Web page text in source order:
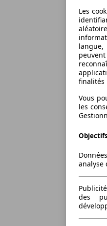
Les
finalités
Vous
les
Objectifs
analyse
des